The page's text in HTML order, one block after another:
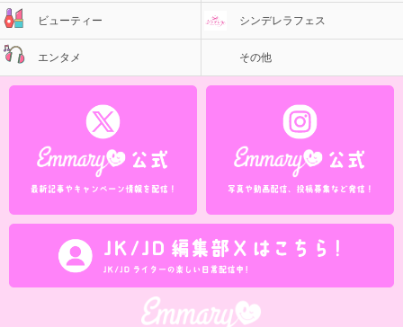
ビューティー シンデレラフェス
エンタメ その他